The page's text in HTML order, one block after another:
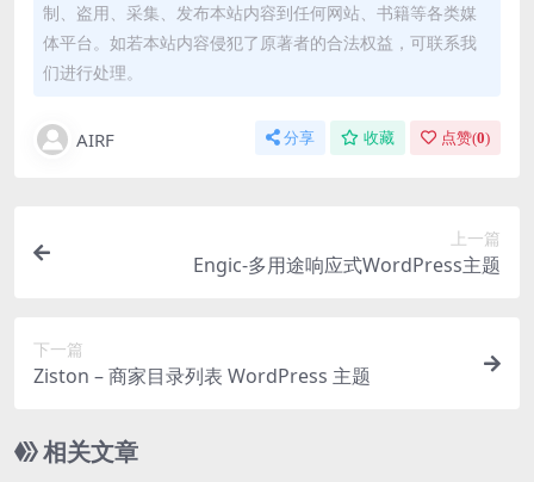
制、盗用、采集、发布本站内容到任何网站、书籍等各类媒
体平台。如若本站内容侵犯了原著者的合法权益，可联系我
们进行处理。
AIRF 分享 收藏 点赞(0)
上一篇
Engic-多用途响应式WordPress主题
下一篇
Ziston – 商家目录列表 WordPress 主题
相关文章